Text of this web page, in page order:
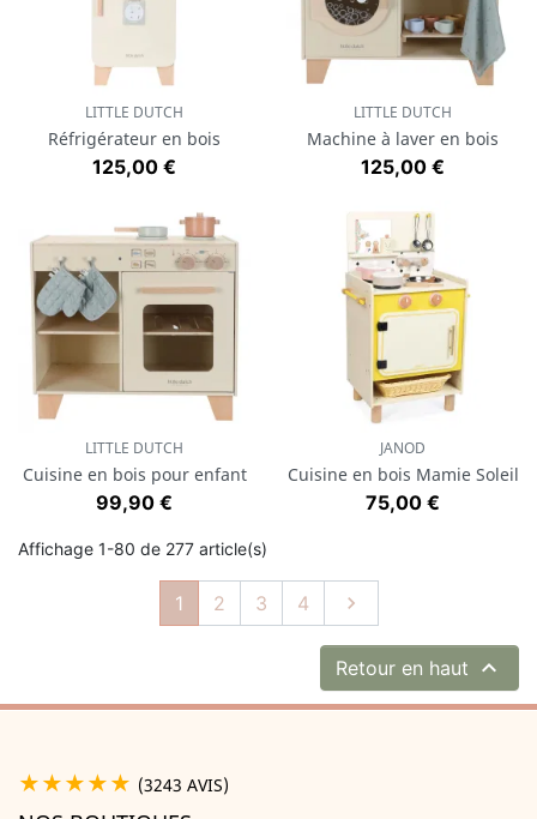
LITTLE DUTCH
Réfrigérateur en bois
Prix
125,00 €
LITTLE DUTCH
Machine à laver en bois
Prix
125,00 €
LITTLE DUTCH
Cuisine en bois pour enfant
Prix
99,90 €
JANOD
Cuisine en bois Mamie Soleil
Prix
75,00 €
Affichage 1-80 de 277 article(s)
1 2 3 4 Suivant

Retour en haut 
★★★★★ (3243 AVIS)